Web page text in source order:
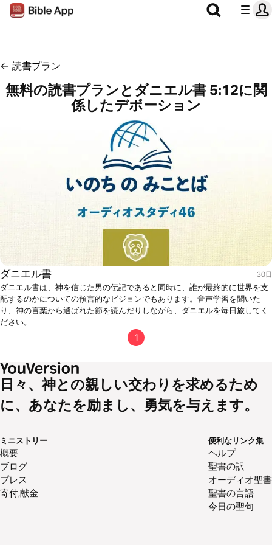
← 読書プラン
無料の読書プランとダニエル書 5:12に関
係したデボーション
ダニエル書 30日
ダニエル書は、神を信じた男の伝記であると同時に、誰が最終的に世界を支
配するのかについての預言的なビジョンでもあります。音声学習を聞いた
り、神の言葉から選ばれた節を読んだりしながら、ダニエルを毎日旅してく
ださい。
1
日々、神との親しい交わりを求めるため
に、あなたを励まし、勇気を与えます。
ミニストリー
概要
ブログ
プレス
寄付,献金
便利なリンク集
ヘルプ
聖書の訳
オーディオ聖書
聖書の言語
今日の聖句